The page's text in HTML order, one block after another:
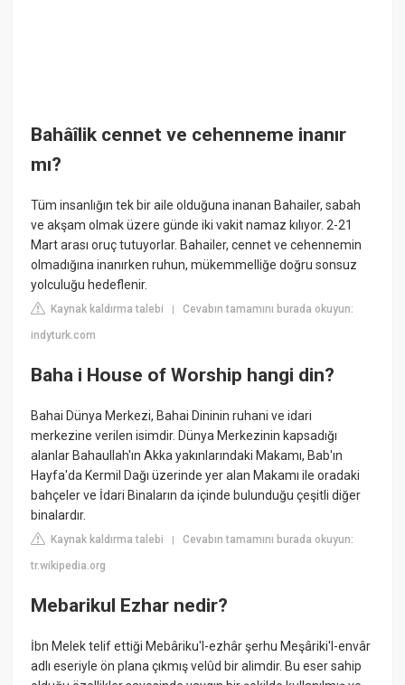
Bahâîlik cennet ve cehenneme inanır
mı?
Tüm insanlığın tek bir aile olduğuna inanan Bahailer, sabah
ve akşam olmak üzere günde iki vakit namaz kılıyor. 2-21
Mart arası oruç tutuyorlar. Bahailer, cennet ve cehennemin
olmadığına inanırken ruhun, mükemmelliğe doğru sonsuz
yolculuğu hedeflenir.
Kaynak kaldırma talebi |Cevabın tamamını burada okuyun:
indyturk.com
Baha i House of Worship hangi din?
Bahai Dünya Merkezi, Bahai Dininin ruhani ve idari
merkezine verilen isimdir. Dünya Merkezinin kapsadığı
alanlar Bahaullah'ın Akka yakınlarındaki Makamı, Bab'ın
Hayfa'da Kermil Dağı üzerinde yer alan Makamı ile oradaki
bahçeler ve İdari Binaların da içinde bulunduğu çeşitli diğer
binalardır.
Kaynak kaldırma talebi |Cevabın tamamını burada okuyun:
tr.wikipedia.org
Mebarikul Ezhar nedir?
İbn Melek telif ettiği Mebâriku'l-ezhâr şerhu Meşâriki'l-envâr
adlı eseriyle ön plana çıkmış velûd bir alimdir. Bu eser sahip